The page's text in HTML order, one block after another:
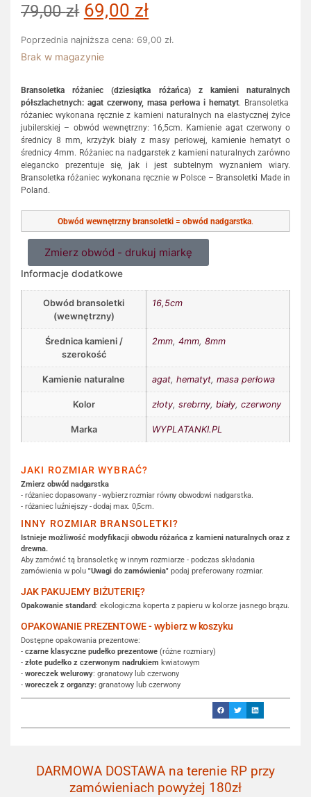
79,00zł 69,00 zł
Poprzednia najniższa cena: 69,00 zł.
Brak w magazynie
Bransoletka różaniec (dziesiątka różańca) zkamieni naturalnych
półszlachetnych: agat czerwony, masa perłowa i hematyt. Bransoletka
różaniec wykonana ręcznie z kamieni naturalnych na elastycznej żyłce
jubilerskiej – obwód wewnętrzny: 16,5cm. Kamienie agat czerwony o
średnicy 8 mm, krzyżyk biały z masy perłowej, kamienie hematyt o
średnicy 4mm. Różaniec na nadgarstek z kamieni naturalnych zarówno
elegancko prezentuje się, jak i jest subtelnym wyznaniem wiary.
Bransoletka różaniec wykonana ręcznie w Polsce – Bransoletki Made in
Poland.
Obwód wewnętrzny bransoletki = obwód nadgarstka.
Zmierz obwód - drukuj miarkę
Informacje dodatkowe
Obwód bransoletki
(wewnętrzny)
16,5cm
Średnica kamieni /
szerokość
2mm, 4mm, 8mm
Kamienie naturalne agat, hematyt, masa perłowa
Kolor złoty, srebrny, biały, czerwony
Marka WYPLATANKI.PL
JAKI ROZMIAR WYBRAĆ?
Zmierz obwód nadgarstka
- różaniec dopasowany - wybierz rozmiar równy obwodowi nadgarstka.
- różaniec luźniejszy - dodaj max. 0,5cm.
INNY ROZMIAR BRANSOLETKI?
Istnieje możliwość modyfikacji obwodu różańca z kamieni naturalnych oraz z
drewna.
Aby zamówić tą bransoletkę w innym rozmiarze - podczas składania
zamówienia w polu "Uwagi do zamówienia" podaj preferowany rozmiar.
JAK PAKUJEMY BIŻUTERIĘ?
Opakowanie standard: ekologiczna koperta z papieru w kolorze jasnego brązu.
OPAKOWANIE PREZENTOWE - wybierz w koszyku
Dostępne opakowania prezentowe:
- czarne klasyczne pudełko prezentowe (różne rozmiary)
- złote pudełko z czerwonym nadrukiem kwiatowym
- woreczek welurowy: granatowy lub czerwony
- woreczek z organzy: granatowy lub czerwony
DARMOWA DOSTAWA na terenie RP przy
zamówieniach powyżej 180zł